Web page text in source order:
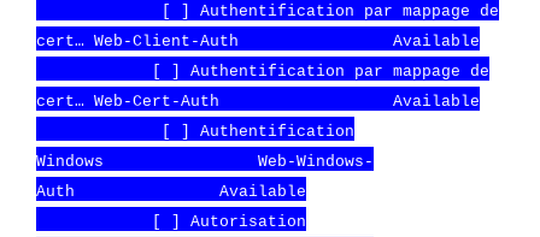
[ ] Authentification par mappage de
cert… Web-Client-Auth Available
[ ] Authentification par mappage de
cert… Web-Cert-Auth Available
[ ] Authentification
Windows Web-Windows-
Auth Available
[ ] Autorisation